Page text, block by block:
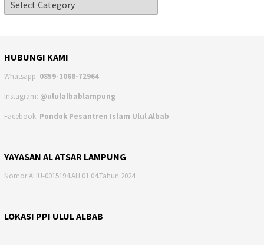
HUBUNGI KAMI
Whatsapp: 0859-1068-72964
Instagram: @ululalbablampung
Facebook: Pondok Pesantren Islam Ulul Albab
YAYASAN AL ATSAR LAMPUNG
Nomor AHU-0015194.AH.01.04.Tahun 2024
LOKASI PPI ULUL ALBAB